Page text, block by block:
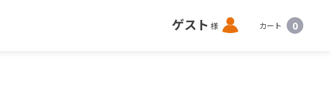
ゲスト 様 ロ
グ
カート 0